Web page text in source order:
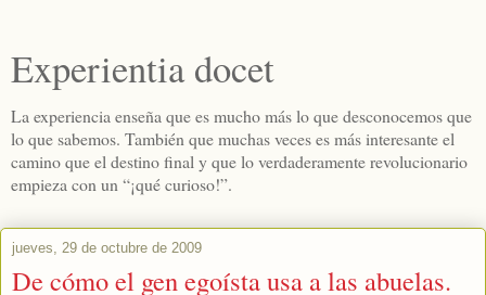
Experientia docet
La experiencia enseña que es mucho más lo que desconocemos que
lo que sabemos. También que muchas veces es más interesante el
camino que el destino final y que lo verdaderamente revolucionario
empieza con un “¡qué curioso!”.
jueves, 29 de octubre de 2009
De cómo el gen egoísta usa a las abuelas.